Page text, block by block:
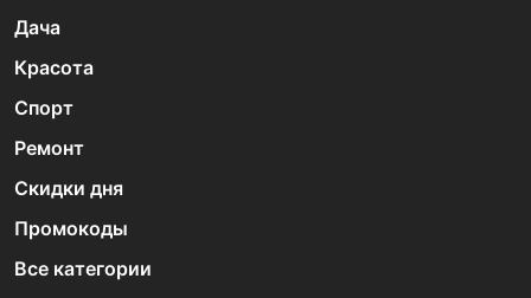
Дача
Красота
Спорт
Ремонт
Скидки дня
Промокоды
Все категории